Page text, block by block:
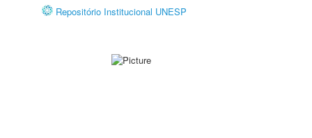
Repositório Institucional UNESP